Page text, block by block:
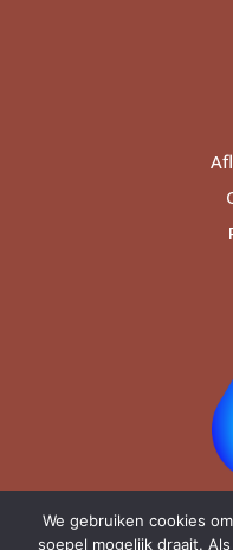
We gebruiken cookies
soepel mogelijk draait.